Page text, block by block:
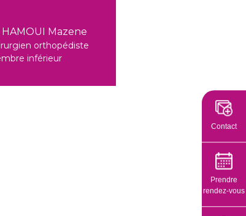
HAMOUI Mazene
orthopédiste
inférieur
Contact
Prendre
rendez-vous